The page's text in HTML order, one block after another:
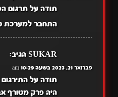
תודה על תרגום
התחבר למערכת
SUKAR הגיב:
פברואר 21, 2023 בשעה 10:29 am
תודה על התירגום
היה פרק מטורף